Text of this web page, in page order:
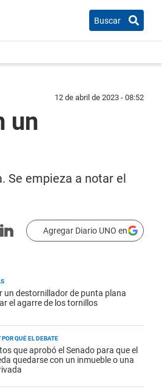
Buscar
12 de abril de 2023 - 08:52
un
Se empieza a notar el
Agregar Diario UNO en
un destornillador de punta plana
el agarre de los tornillos
QUÉ EL DEBATE
que aprobó el Senado para que el
quedarse con un inmueble o una